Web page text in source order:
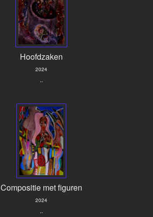
Hoofdzaken
2024
..
Compositie met figuren
2024
..